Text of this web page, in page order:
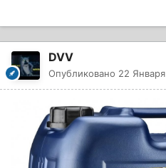
DVV
Опубликовано 22 Января